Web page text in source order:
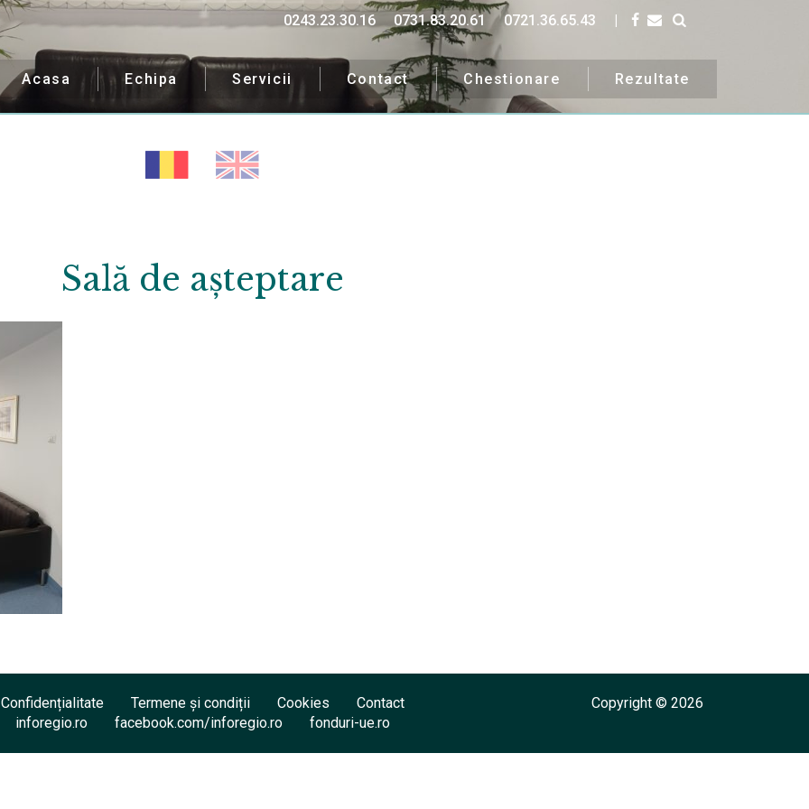
0243.23.30.16 0731.83.20.61 0721.36.65.43 |
Acasa Echipa Servicii Contact Chestionare Rezultate
noastră îți va fi alături.
Sală de așteptare
Confidențialitate Termene și condiții Cookies
Contact
inforegio.ro
facebook.com/inforegio.ro fonduri-ue.ro
Copyright © 2026